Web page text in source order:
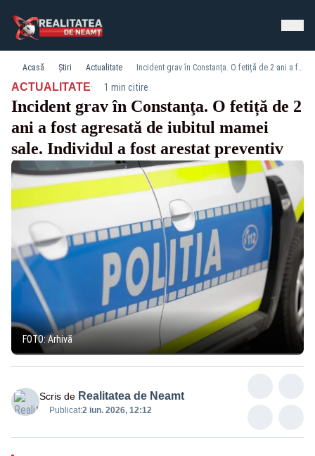
Acasă Știri Actualitate Incident grav în Constanţa. O fetiță de 2 ani a fost agresată de iubitul mamei sale. Individul a fost arestat preventiv
ACTUALITATE· 1 min citire
Incident grav în Constanţa. O fetiță de 2
ani a fost agresată de iubitul mamei
sale. Individul a fost arestat preventiv
FOTO: Arhivă
Scris de Realitatea de Neamt
Publicat:2 iun. 2026, 12:12